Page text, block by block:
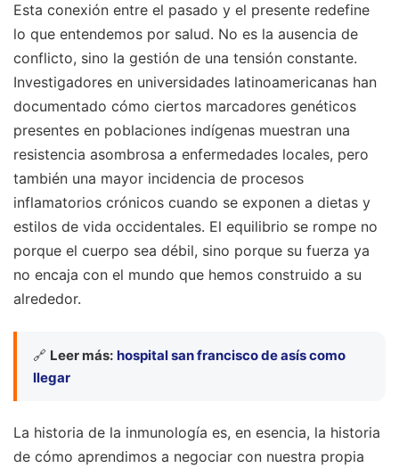
Esta conexión entre el pasado y el presente redefine
lo que entendemos por salud. No es la ausencia de
conflicto, sino la gestión de una tensión constante.
Investigadores en universidades latinoamericanas han
documentado cómo ciertos marcadores genéticos
presentes en poblaciones indígenas muestran una
resistencia asombrosa a enfermedades locales, pero
también una mayor incidencia de procesos
inflamatorios crónicos cuando se exponen a dietas y
estilos de vida occidentales. El equilibrio se rompe no
porque el cuerpo sea débil, sino porque su fuerza ya
no encaja con el mundo que hemos construido a su
alrededor.
🔗 Leer más: hospital san francisco de asís como
llegar
La historia de la inmunología es, en esencia, la historia
de cómo aprendimos a negociar con nuestra propia